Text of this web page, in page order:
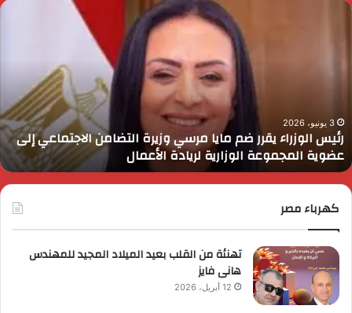
رئيس
التضامن
الاجتماعي
إلى
عضوية
المجموعة
الوزارية
3 يونيو، 2026
رئيس الوزراء يقرر ضم مايا مرسي وزيرة التضامن الاجتماعي إلى
عضوية المجموعة الوزارية لريادة الأعمال
كهرباء مصر
تهنئة من القلب بعيد الميلاد المجيد للمهندس
هانى فايز
12 أبريل، 2026